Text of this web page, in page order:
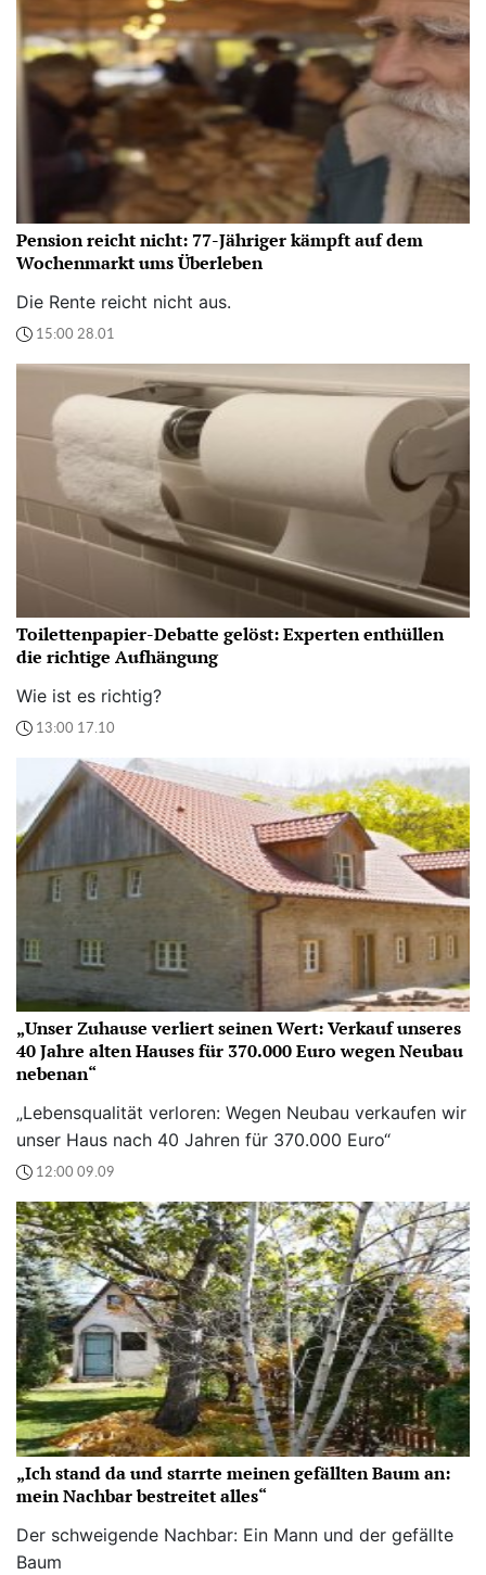
Pension reicht nicht: 77-Jähriger kämpft auf dem
Wochenmarkt ums Überleben
Die Rente reicht nicht aus.
15:00 28.01
Toilettenpapier-Debatte gelöst: Experten enthüllen
die richtige Aufhängung
Wie ist es richtig?
13:00 17.10
„Unser Zuhause verliert seinen Wert: Verkauf unseres
40 Jahre alten Hauses für 370.000 Euro wegen Neubau
nebenan“
„Lebensqualität verloren: Wegen Neubau verkaufen wir
unser Haus nach 40 Jahren für 370.000 Euro“
12:00 09.09
„Ich stand da und starrte meinen gefällten Baum an:
mein Nachbar bestreitet alles“
Der schweigende Nachbar: Ein Mann und der gefällte
Baum